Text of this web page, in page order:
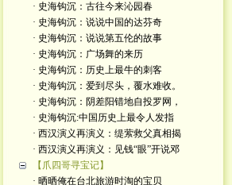
· 史海钩沉：古往今来沁园春
· 史海钩沉：说说中国的达芬奇
· 史海钩沉：说说第五伦的故事
· 史海钩沉：广场舞的来历
· 史海钩沉：历史上最牛的刺客
· 史海钩沉：爱到尽头，覆水难收。
· 史海钩沉：阴差阳错地自投罗网，
· 史海钩沉:中国历史上最令人发指
· 西汉演义再演义：缇萦救父真相揭
· 西汉演义再演义：见钱“眼”开说邓
【爪四哥寻宝记】
· 晒晒俺在台北旅游时淘的宝贝